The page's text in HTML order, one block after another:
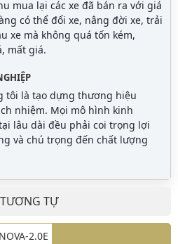
mua lại các xe đã bán ra với giá
có thể đổi xe, nâng đời xe, trải
xe mà không quá tốn kém,
mất giá.
tôi là tạo dựng thương hiệu
nhiệm. Mọi mô hình kinh
lâu dài đều phải coi trọng lợi
và chú trọng đến chất lượng
TỰ
2.0E